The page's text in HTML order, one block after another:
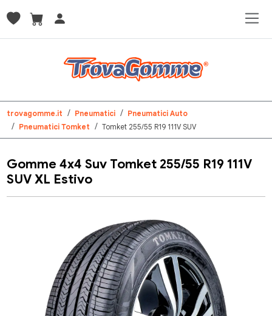
trovagomme.it Pneumatici
Pneumatici Auto
Pneumatici Tomket
Tomket 255/55 R19 111V SUV
Gomme 4x4 Suv Tomket 255/55 R19 111V
SUV XL Estivo